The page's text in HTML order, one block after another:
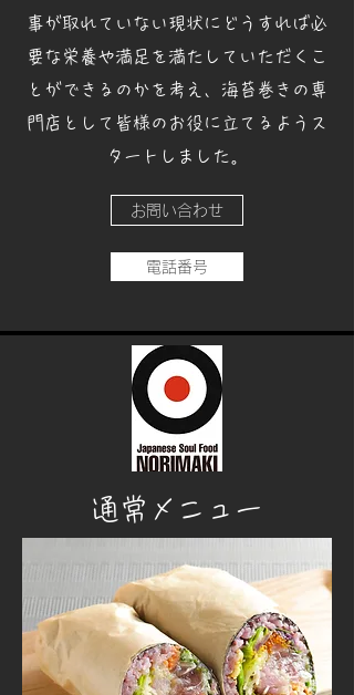
​通常メニュー
事が取れていない現状にどうすれば必
要な栄養や満足を満たしていただくこ
とができるのかを考え、海苔巻きの専
門店として皆様のお役に立てるようス
タートしました。
お問い合わせ
電話番号